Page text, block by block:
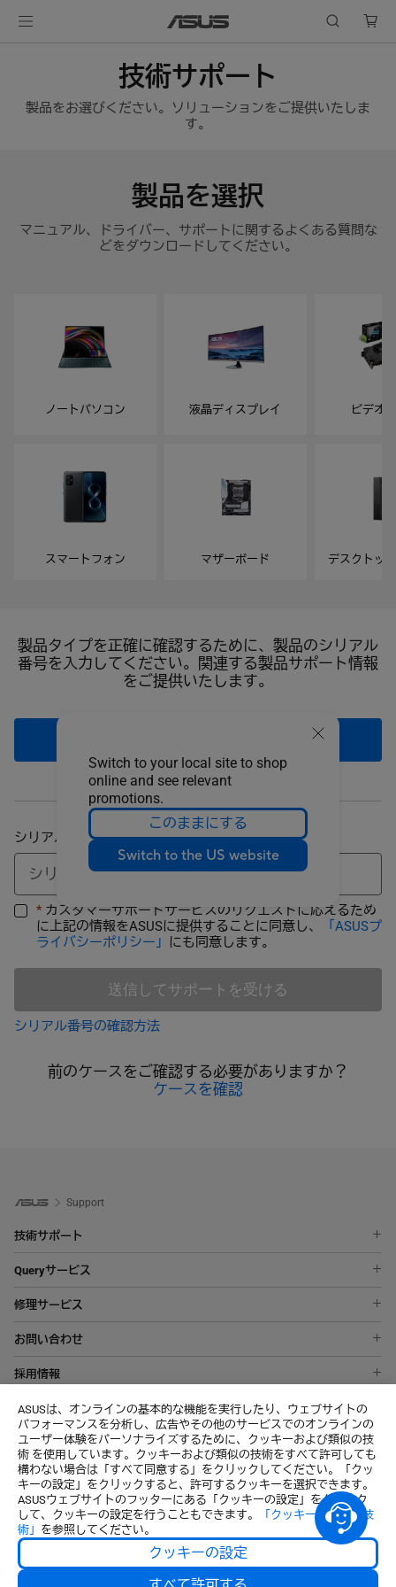
ASUSは、オンラインの基本的な機能を実行したり、ウェブサイトの
パフォーマンスを分析し、広告やその他のサービスでのオンラインの
ユーザー体験をパーソナライズするために、クッキーおよび類似の技
術 を使用しています。クッキーおよび類似の技術をすべて許可しても
構わない場合は「すべて同意する」をクリックしてください。「クッ
キーの設定」をクリックすると、許可するクッキーを選択できます。
ASUSウェブサイトのフッターにある「クッキーの設定」をクリック
して、クッキーの設定を行うこともできます。
「クッキー及び類似技
術」 を参照してください。
クッキーの設定
Switch to your local site to shop
online and see relevant
promotions.
このままにする
Switch to the US website
技術サポート
製品をお選びください。ソリューションをご提供いたしま
す。
製品を選択
マニュアル、ドライバー、サポートに関するよくある質問な
どをダウンロードしてください。
ノートパソコン
スマートフォン
液晶ディスプレイ
マザーボード
ビデオ
デスクトッ
製品タイプを正確に確認するために、製品のシリアル
番号を入力してください。関連する製品サポート情報
をご提供いたします。
シリアルナンバー
* カスタマーサポートサービスのリクエストに応えるため
に上記の情報をASUSに提供することに同意し、
「ASUSプ
ライバシーポリシー」
にも同意します。
送信してサポートを受ける
シリアル番号の確認方法
前のケースをご確認する必要がありますか？
ケースを確認
Support
技術サポート
スマートフォン
液晶ディスプレイ
マザーボード
ビデオカード
デスクトップパソコン
Queryサービス
修理状況を確認する
ASUSアカウント
修理サービス
修理・お預かり品の状況確認
修理依頼確認書
修理サービスご利用注意点(免責事項)
お問い合わせ
メールでのお問い合わせ
MyASUS
個人データに関する顧客のリクエスト
About CSR for global
採用情報
Japan / 日本語
© ASUSTeK Computer Inc. All rights reserved.